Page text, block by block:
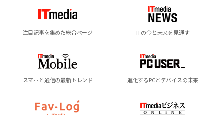
注目記事を集めた総合ページ ITの今と未来を見通す
スマホと通信の最新トレンド 進化するPCとデバイスの未来